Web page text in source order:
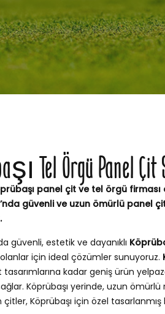
Tel Örgü Panel
panel çit ve tel örgü
güvenli ve uzun ömürlü panel
güvenli, estetik ve dayanıklı
olanlar için ideal çözümler sunuyoruz.
kadar geniş ürün
Köprübaşı yerinde, uzun
Köprübaşı için özel